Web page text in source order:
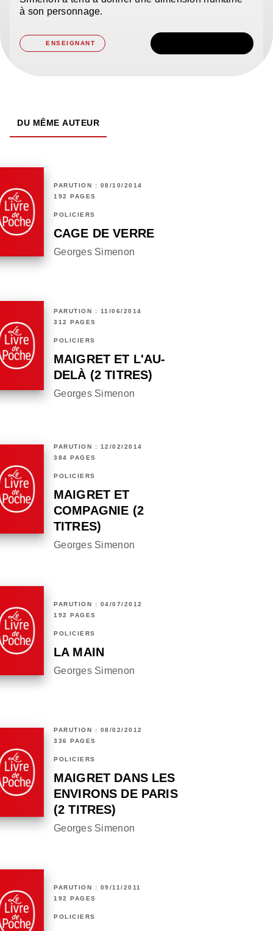
à son personnage.
ENSEIGNANT
DU MÊME AUTEUR
PARUTION : 08/10/2014
192 PAGES
POLICIERS
CAGE DE VERRE
Georges Simenon
PARUTION : 11/06/2014
312 PAGES
POLICIERS
MAIGRET ET L'AU-
DELÀ (2 TITRES)
Georges Simenon
PARUTION : 12/02/2014
384 PAGES
POLICIERS
MAIGRET ET
COMPAGNIE (2
TITRES)
Georges Simenon
PARUTION : 04/07/2012
192 PAGES
POLICIERS
LA MAIN
Georges Simenon
PARUTION : 08/02/2012
336 PAGES
POLICIERS
MAIGRET DANS LES
ENVIRONS DE PARIS
(2 TITRES)
Georges Simenon
PARUTION : 09/11/2011
192 PAGES
POLICIERS